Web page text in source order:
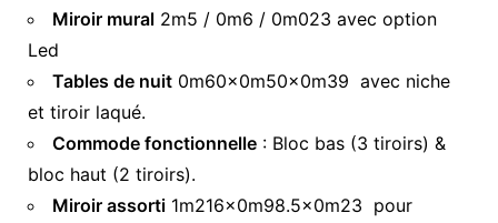
Miroir mural 2m5 / 0m6 / 0m023 avec option
Led
Tables de nuit 0m60x0m50x0m39 avec niche
et tiroir laqué.
Commode fonctionnelle : Bloc bas (3 tiroirs) &
bloc haut (2 tiroirs).
Miroir assorti 1m216x0m98.5x0m23 pour